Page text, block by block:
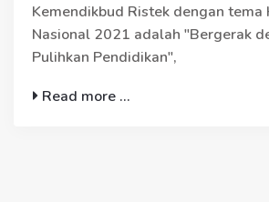
Kemendikbud Ristek dengan tema
Nasional 2021 adalah "Bergerak
Pulihkan Pendidikan",
Read more ...